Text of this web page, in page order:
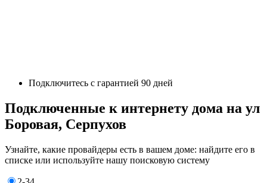
Подключитесь с гарантией 90 дней
Подключенные к интернету дома на ул
Боровая, Серпухов
Узнайте, какие провайдеры есть в вашем доме: найдите его в
списке или используйте нашу поисковую систему